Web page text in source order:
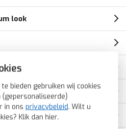
bieden gebruiken wij cookies
in ons privacybeleid. Wilt u
Klik dan hier.
look
mat
mat
mat